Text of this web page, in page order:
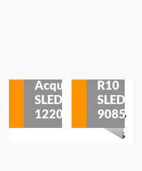
Acqua
SLED
1220
R10
SLED
9085